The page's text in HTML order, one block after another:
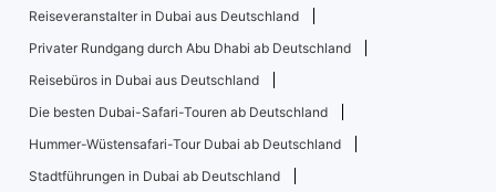
Reiseveranstalter in Dubai aus Deutschland
Privater Rundgang durch Abu Dhabi ab Deutschland
Reisebüros in Dubai aus Deutschland
Die besten Dubai-Safari-Touren ab Deutschland
Hummer-Wüstensafari-Tour Dubai ab Deutschland
Stadtführungen in Dubai ab Deutschland